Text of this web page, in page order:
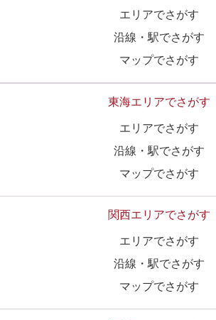
エリアでさがす
沿線・駅でさがす
マップでさがす
東海エリアでさがす
エリアでさがす
沿線・駅でさがす
マップでさがす
関西エリアでさがす
エリアでさがす
沿線・駅でさがす
マップでさがす